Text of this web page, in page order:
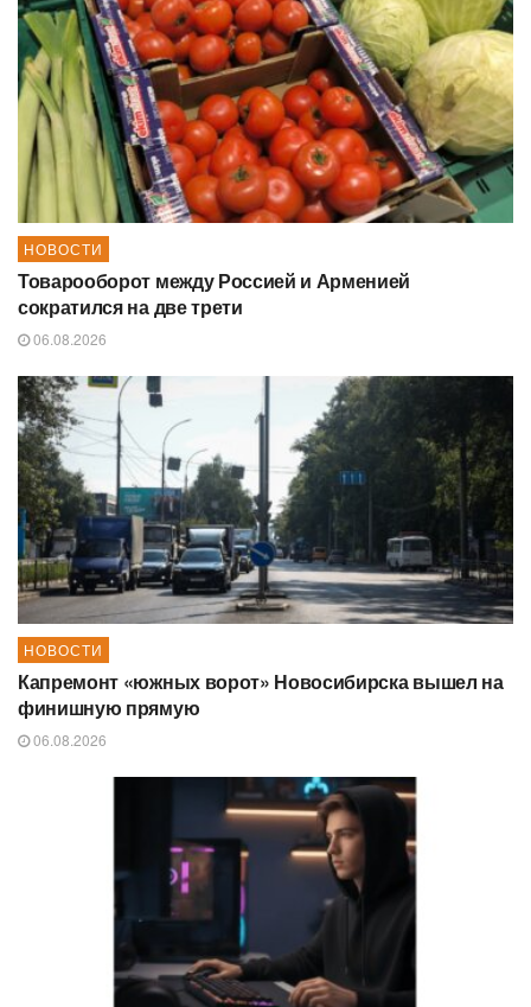
НОВОСТИ
Товарооборот между Россией и Арменией
сократился на две трети
06.08.2026
НОВОСТИ
Капремонт «южных ворот» Новосибирска вышел на
финишную прямую
06.08.2026